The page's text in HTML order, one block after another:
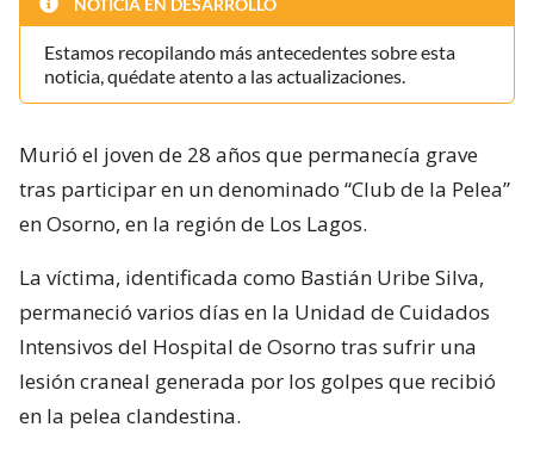
NOTICIA EN DESARROLLO
Estamos recopilando más antecedentes sobre esta
noticia, quédate atento a las actualizaciones.
Murió el joven de 28 años que permanecía grave
tras participar en un denominado “Club de la Pelea”
en Osorno, en la región de Los Lagos.
La víctima, identificada como Bastián Uribe Silva,
permaneció varios días en la Unidad de Cuidados
Intensivos del Hospital de Osorno tras sufrir una
lesión craneal generada por los golpes que recibió
en la pelea clandestina.